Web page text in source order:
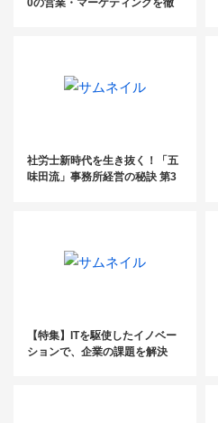
0の営業・マーケティングを徹
社労士新時代を生き抜く！「五
味田流」事務所経営の秘訣 第3
【特集】ITを駆使したイノベー
ションで、企業の課題を解決